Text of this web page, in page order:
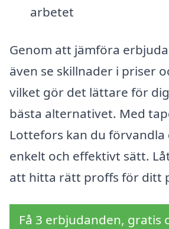
arbetet
Genom att jämföra
även se skillnader i priser
vilket gör det lättare för
bästa alternativet. Med
Lottefors kan du
enkelt och effektivt sätt.
att hitta rätt proffs för ditt
Få 3 erbjudanden, gratis